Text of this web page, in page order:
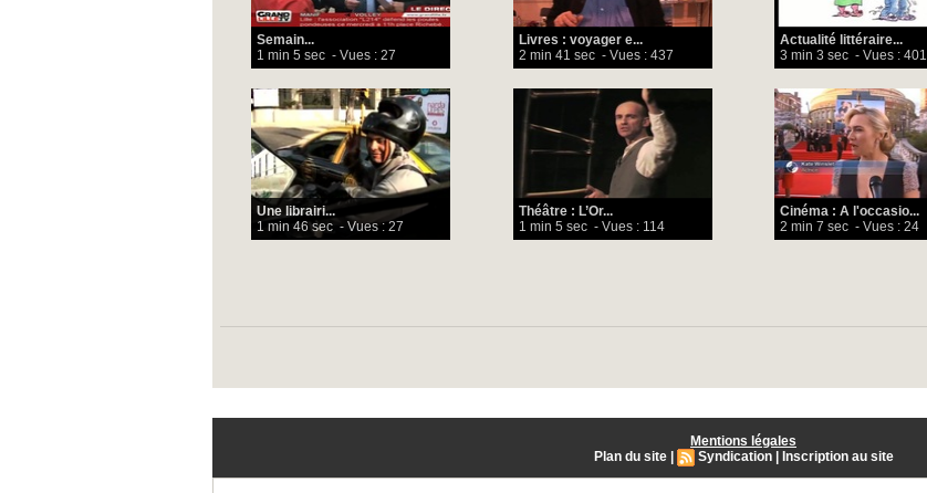
Semain...
1 min 5 sec - Vues : 27
Livres : voyager e...
2 min 41 sec - Vues : 437
Actualité littéraire...
3 min 3 sec - Vues : 401
Une librairi...
1 min 46 sec - Vues : 27
Théâtre : L’Or...
1 min 5 sec - Vues : 114
Cinéma : A l'occasio...
2 min 7 sec - Vues : 24
Mentions légales
Plan du site
Syndication Inscription au site